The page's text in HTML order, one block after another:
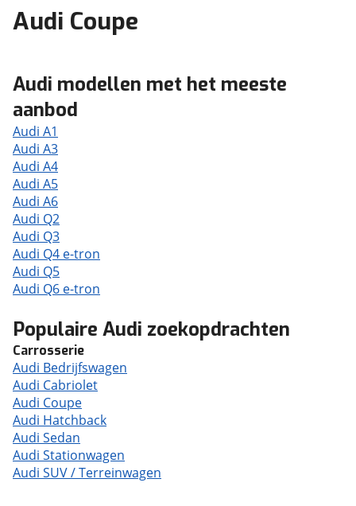
Audi Coupe
Audi modellen met het meeste
aanbod
Audi A1
Audi A3
Audi A4
Audi A5
Audi A6
Audi Q2
Audi Q3
Audi Q4 e-tron
Audi Q5
Audi Q6 e-tron
Populaire Audi zoekopdrachten
Carrosserie
Audi Bedrijfswagen
Audi Cabriolet
Audi Coupe
Audi Hatchback
Audi Sedan
Audi Stationwagen
Audi SUV / Terreinwagen